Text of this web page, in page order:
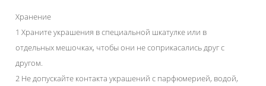
Хранение
1 Храните украшения в специальной шкатулке или в
отдельных мешочках, чтобы они не соприкасались друг с
другом.
2 Не допускайте контакта украшений с парфюмерией, водой,